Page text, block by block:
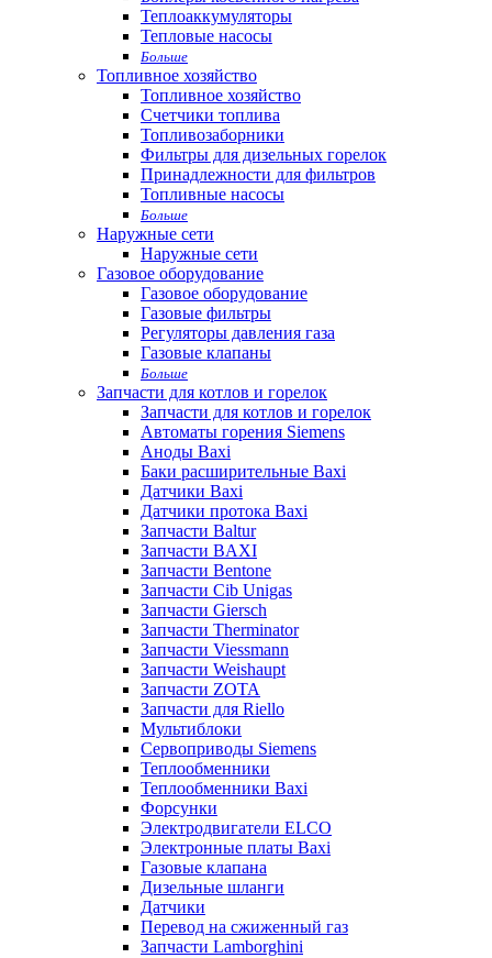
Теплоаккумуляторы
Тепловые насосы
Больше
Топливное хозяйство
Топливное хозяйство
Счетчики топлива
Топливозаборники
Фильтры для дизельных горелок
Принадлежности для фильтров
Топливные насосы
Больше
Наружные сети
Наружные сети
Газовое оборудование
Газовое оборудование
Газовые фильтры
Регуляторы давления газа
Газовые клапаны
Больше
Запчасти для котлов и горелок
Запчасти для котлов и горелок
Автоматы горения Siemens
Аноды Baxi
Баки расширительные Baxi
Датчики Baxi
Датчики протока Baxi
Запчасти Baltur
Запчасти BAXI
Запчасти Bentone
Запчасти Cib Unigas
Запчасти Giersch
Запчасти Therminator
Запчасти Viessmann
Запчасти Weishaupt
Запчасти ZOTA
Запчасти для Riello
Мультиблоки
Сервоприводы Siemens
Теплообменники
Теплообменники Baxi
Форсунки
Электродвигатели ELCO
Электронные платы Baxi
Газовые клапана
Дизельные шланги
Датчики
Перевод на сжиженный газ
Запчасти Lamborghini